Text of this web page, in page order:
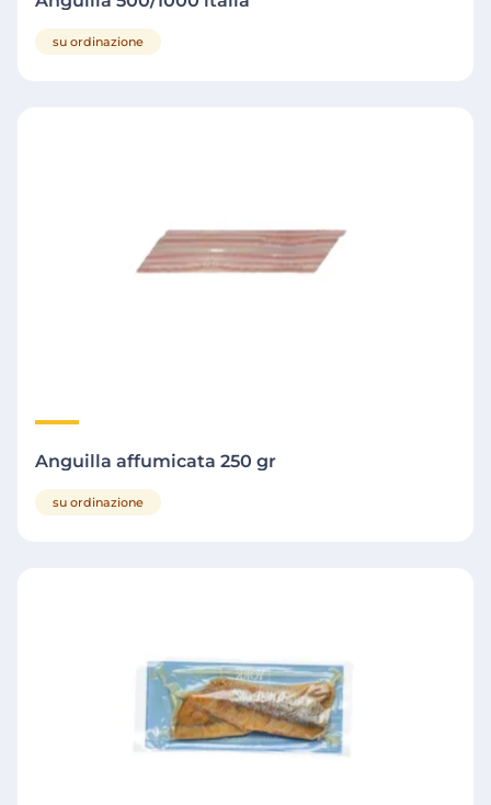
su ordinazione
Anguilla affumicata 250 gr
su ordinazione